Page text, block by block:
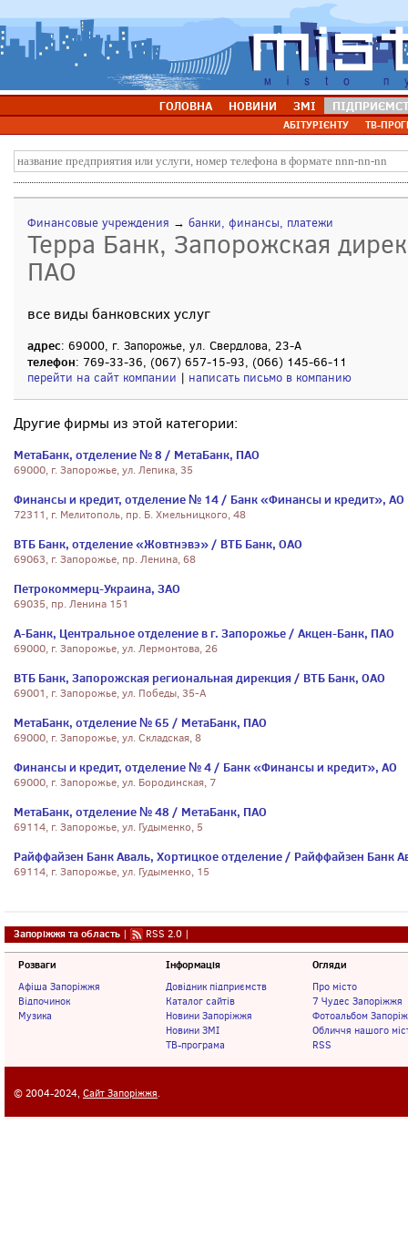
ГОЛОВНА НОВИНИ ЗМІ
АБІТУРІЄНТУ ТВ-
Финансовые учреждения → банки, финансы, платежи
Терра Банк, Запорожская
ПАО
все виды банковских услуг
адрес: 69000, г. Запорожье, ул. Свердлова, 23-А
телефон: 769-33-36, (067) 657-15-93, (066) 145-66-11
перейти на сайт компании | написать письмо в компанию
Другие фирмы из этой категории:
МетаБанк, отделение № 8 / МетаБанк, ПАО
69000, г. Запорожье, ул. Лепика, 35
Финансы и кредит, отделение № 14 / Банк «Финансы и кредит», АО
72311, г. Мелитополь, пр. Б. Хмельницкого, 48
ВТБ Банк, отделение «Жовтнэвэ» / ВТБ Банк, ОАО
69063, г. Запорожье, пр. Ленина, 68
Петрокоммерц-Украина, ЗАО
69035, пр. Ленина 151
А-Банк, Центральное отделение в г. Запорожье / Акцен-Банк, ПАО
69000, г. Запорожье, ул. Лермонтова, 26
ВТБ Банк, Запорожская региональная дирекция / ВТБ Банк, ОАО
69001, г. Запорожье, ул. Победы, 35-А
МетаБанк, отделение № 65 / МетаБанк, ПАО
69000, г. Запорожье, ул. Складская, 8
Финансы и кредит, отделение № 4 / Банк «Финансы и кредит», АО
69000, г. Запорожье, ул. Бородинская, 7
МетаБанк, отделение № 48 / МетаБанк, ПАО
69114, г. Запорожье, ул. Гудыменко, 5
Райффайзен Банк Аваль, Хортицкое отделение / Райффайзен Банк
69114, г. Запорожье, ул. Гудыменко, 15
Запоріжжя та область | RSS 2.0 |
Розваги
Афіша Запоріжжя
Відпочинок
Музика
Інформація
Довідник підприємств
Каталог сайтів
Новини Запоріжжя
Новини ЗМІ
ТВ-програма
Огляди
Про місто
7 Чудес Запоріжжя
Фотоальбом
Обличчя нашого
RSS
© 2004-2024, Сайт Запоріжжя.